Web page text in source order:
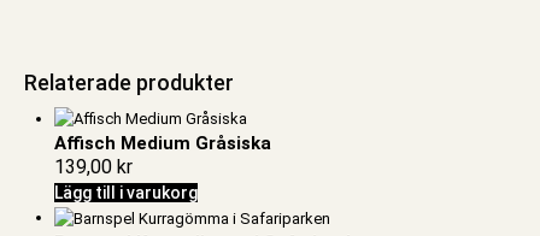
Relaterade produkter
Affisch Medium Gråsiska
139,00 kr
Lägg till i varukorg